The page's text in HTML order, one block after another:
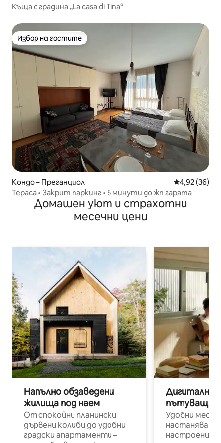
Къща с градина „La casa di Tina“
Избор на гостите
Избор на гостите
Кондо – Преганциол Средна
4,92 (36)
Тераса • Закрит паркинг • 5 минути до жп гарата
Домашен уют и страхотни
месечни цени
Напълно обзаведени
жилища под наем
От спокойни планински
дървени колиби до удобни
градски апартаменти –
Дигитални
пътуващи
Удобни
настаняване
настроени и